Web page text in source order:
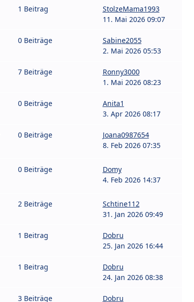
1 Beitrag
StolzeMama1993
11. Mai 2026 09:07
0 Beiträge
Sabine2055
2. Mai 2026 05:53
7 Beiträge
Ronny3000
1. Mai 2026 08:23
0 Beiträge
Anita1
3. Apr 2026 08:17
0 Beiträge
Joana0987654
8. Feb 2026 07:35
0 Beiträge
Domy
4. Feb 2026 14:37
2 Beiträge
Schtine112
31. Jan 2026 09:49
1 Beitrag
Dobru
25. Jan 2026 16:44
1 Beitrag
Dobru
24. Jan 2026 08:38
3 Beiträge
Dobru